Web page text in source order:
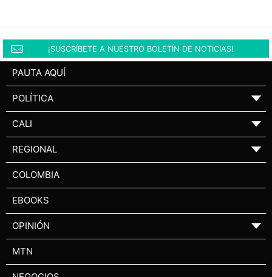
¡SUSCRÍBETE A NUESTRO BOLETÍN DE NOTICIAS!
PAUTA AQUÍ
POLÍTICA ▼
CALI ▼
REGIONAL ▼
COLOMBIA
EBOOKS
OPINIÓN ▼
MTN